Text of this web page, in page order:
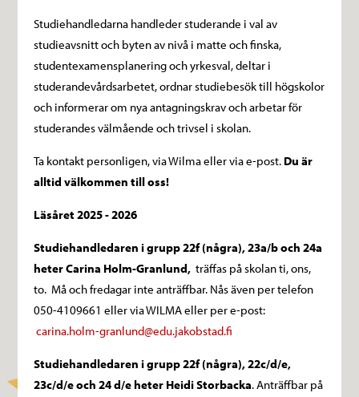
Studiehandledarna handleder studerande i val av
studieavsnitt och byten av nivå i matte och finska,
studentexamensplanering och yrkesval, deltar i
studerandevårdsarbetet, ordnar studiebesök till högskolor
och informerar om nya antagningskrav och arbetar för
studerandes välmående och trivsel i skolan.
Ta kontakt personligen, via Wilma eller via e-post. Du är
alltid välkommen till oss!
Läsåret 2025 - 2026
Studiehandledaren i grupp 22f (några), 23a/b och 24a
heter Carina Holm-Granlund,träffas på skolan ti, ons,
to. Må och fredagar inte anträffbar. Nås även per telefon
050-4109661 eller via WILMA eller per e-post:
carina.holm-granlund@edu.jakobstad.fi
Studiehandledaren i grupp 22f (några), 22c/d/e,
23c/d/e och 24 d/e heter Heidi Storbacka. Anträffbar på